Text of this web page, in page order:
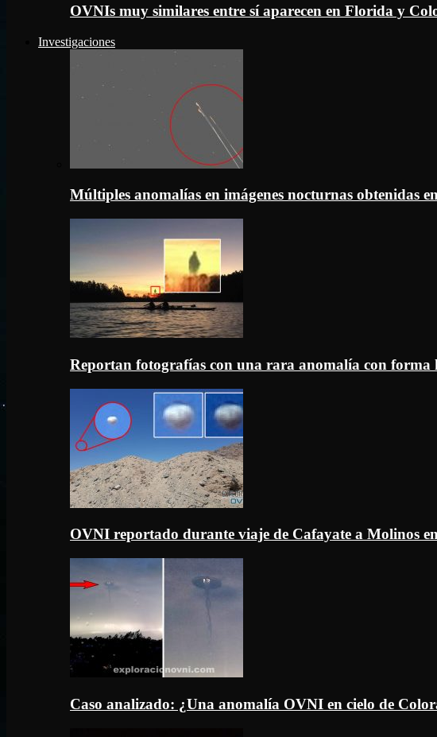
OVNIs muy similares entre sí aparecen en Florida y
Investigaciones
Múltiples anomalías en imágenes nocturnas obtenidas
Reportan fotografías con una rara anomalía con forma
OVNI reportado durante viaje de Cafayate a Molinos
Caso analizado: ¿Una anomalía OVNI en cielo de